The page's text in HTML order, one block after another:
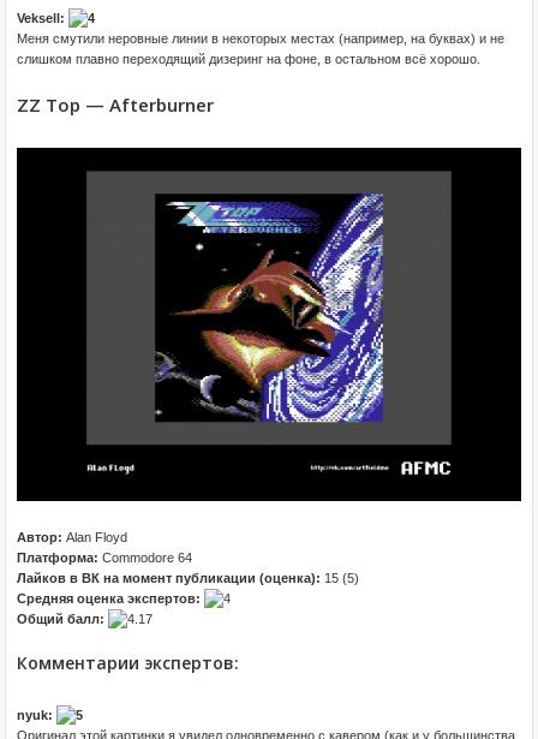
Veksell:
Меня смутили неровные линии в некоторых местах (например, на буквах) и не
слишком плавно переходящий дизеринг на фоне, в остальном всё хорошо.
ZZ Top — Afterburner
Автор: Alan Floyd
Платформа: Commodore 64
Лайков в ВК на момент публикации (оценка): 15 (5)
Средняя оценка экспертов:
Общий балл:
Комментарии экспертов:
nyuk:
Оригинал этой картинки я увидел одновременно с кавером (как и у большинства